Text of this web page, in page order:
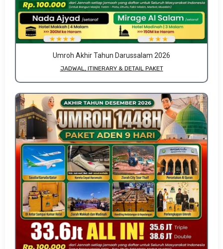
Umroh Akhir Tahun Darussalam 2026
JADWAL, ITINERARY & DETAIL PAKET